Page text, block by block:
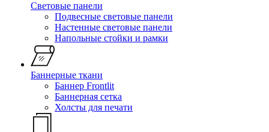
Световые панели
Подвесные световые панели
Настенные световые панели
Напольные стойки и рамки
Баннерные ткани
Баннер Frontlit
Баннерная сетка
Холсты для печати